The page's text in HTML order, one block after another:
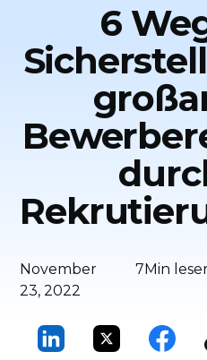
6
November
23, 2022
7Min